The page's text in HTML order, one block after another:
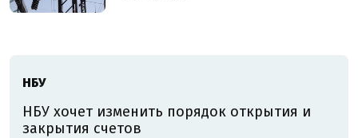
НБУ
НБУ хочет изменить порядок открытия и
закрытия счетов